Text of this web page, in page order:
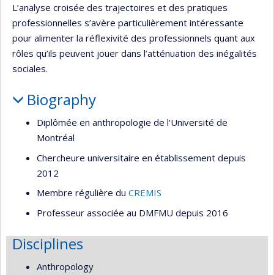
L’analyse croisée des trajectoires et des pratiques
professionnelles s’avère particulièrement intéressante
pour alimenter la réflexivité des professionnels quant aux
rôles qu’ils peuvent jouer dans l’atténuation des inégalités
sociales.
Biography
Diplômée en anthropologie de l'Université de
Montréal
Chercheure universitaire en établissement depuis
2012
Membre régulière du CREMIS
Professeur associée au DMFMU depuis 2016
Disciplines
Anthropology